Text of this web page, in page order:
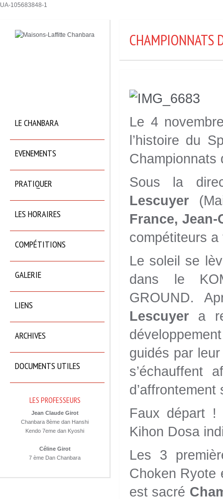
UA-105683848-1
LE CHANBARA
EVENEMENTS
PRATIQUER
LES HORAIRES
COMPÉTITIONS
GALERIE
LIENS
ARCHIVES
DOCUMENTS UTILES
LES PROFESSEURS
Jean Claude Girot
Chanbara 8ème dan Hanshi
Kendo 7eme dan Kyoshi
Céline Girot
7 ème Dan Chanbara
CHAMPIONNATS
Le 4
l’histoire du
Championnats
Sous la
Lescuyer
France,
compétiteurs
Le soleil se
dans le
GROUND.
Lescuyer a
guidés par
s’échauffent
Faux départ !
Kihon Dosa
Les 3
Choken
est sacré